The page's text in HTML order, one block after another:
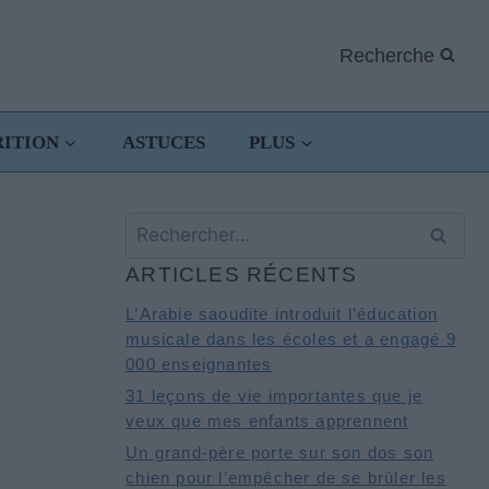
Recherche
ASTUCES PLUS
Rechercher :
ARTICLES RÉCENTS
L’Arabie saoudite introduit l’éducation
musicale dans les écoles et a engagé 9
000 enseignantes
31 leçons de vie importantes que je
veux que mes enfants apprennent
Un grand-père porte sur son dos son
chien pour l’empêcher de se brûler les